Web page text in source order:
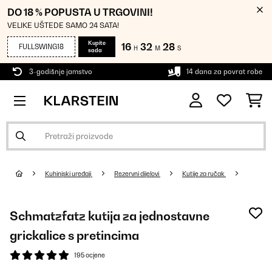
DO 18 % POPUSTA U TRGOVINI!
VELIKE UŠTEDE SAMO 24 SATA!
FULLSWING18
Kupite
sada
16 H 32 M 27 S
3-godišnje jamstvo 14 dana za povrat robe
Kuhinjski uređaji Rezervni dijelovi Kutije za ručak
Schmatzfatz kutija za jednostavne
grickalice s pretincima
195 ocjene